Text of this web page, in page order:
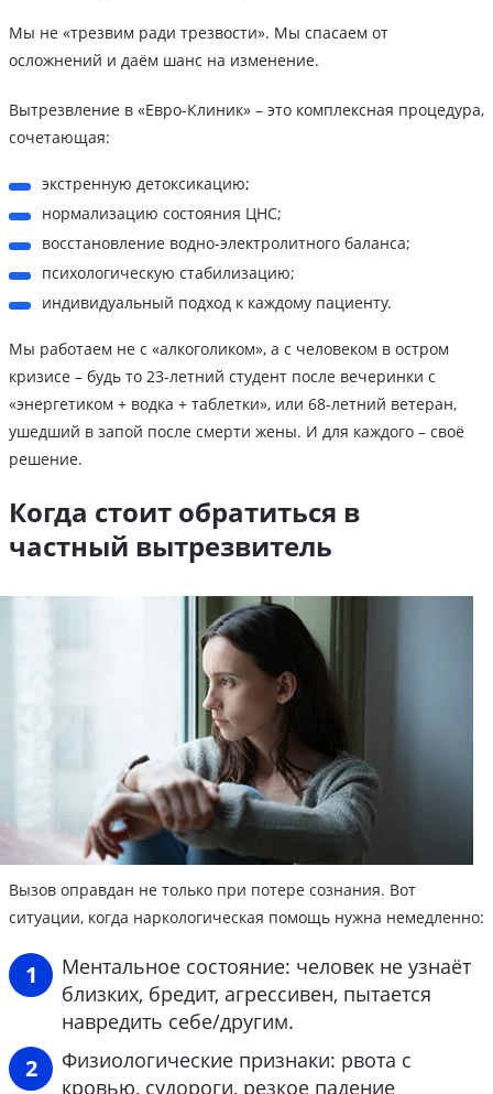
Мы не «трезвим ради трезвости». Мы спасаем от
осложнений и даём шанс на изменение.
Вытрезвление в «Евро-Клиник» – это комплексная процедура,
сочетающая:
экстренную детоксикацию;
нормализацию состояния ЦНС;
восстановление водно-электролитного баланса;
психологическую стабилизацию;
индивидуальный подход к каждому пациенту.
Мы работаем не с «алкоголиком», а с человеком в остром
кризисе – будь то 23-летний студент после вечеринки с
«энергетиком + водка + таблетки», или 68-летний ветеран,
ушедший в запой после смерти жены. И для каждого – своё
решение.
Когда стоит обратиться в
частный вытрезвитель
Вызов оправдан не только при потере сознания. Вот
ситуации, когда наркологическая помощь нужна немедленно:
Ментальное состояние: человек не узнаёт
близких, бредит, агрессивен, пытается
навредить себе/другим.
Физиологические признаки: рвота с
кровью, судороги, резкое падение